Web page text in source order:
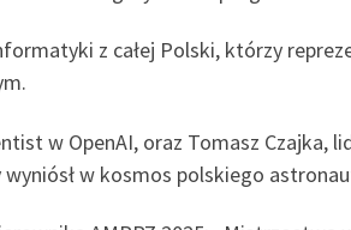
z całej Polski, którzy
w OpenAI, oraz Tomasz Czajka,
w kosmos polskiego